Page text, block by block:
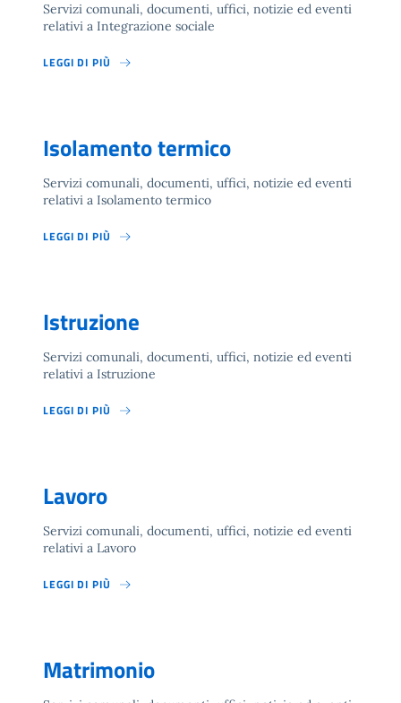
Servizi comunali, documenti, uffici, notizie ed eventi
relativi a Integrazione sociale
LEGGI DI PIÙ
Isolamento termico
Servizi comunali, documenti, uffici, notizie ed eventi
relativi a Isolamento termico
LEGGI DI PIÙ
Istruzione
Servizi comunali, documenti, uffici, notizie ed eventi
relativi a Istruzione
LEGGI DI PIÙ
Lavoro
Servizi comunali, documenti, uffici, notizie ed eventi
relativi a Lavoro
LEGGI DI PIÙ
Matrimonio